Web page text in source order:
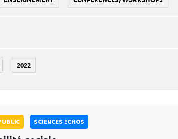
2022
SCIENCES ECHOS